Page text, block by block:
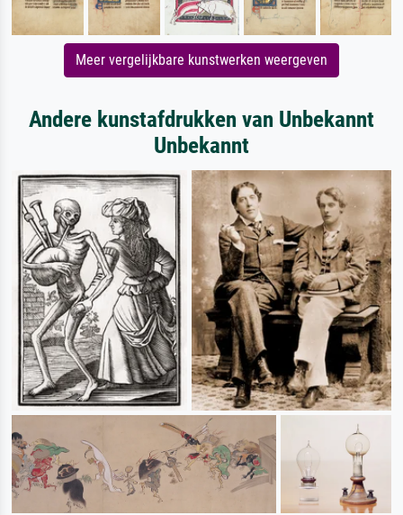
Meer vergelijkbare kunstwerken weergeven
Andere kunstafdrukken van Unbekannt
Unbekannt